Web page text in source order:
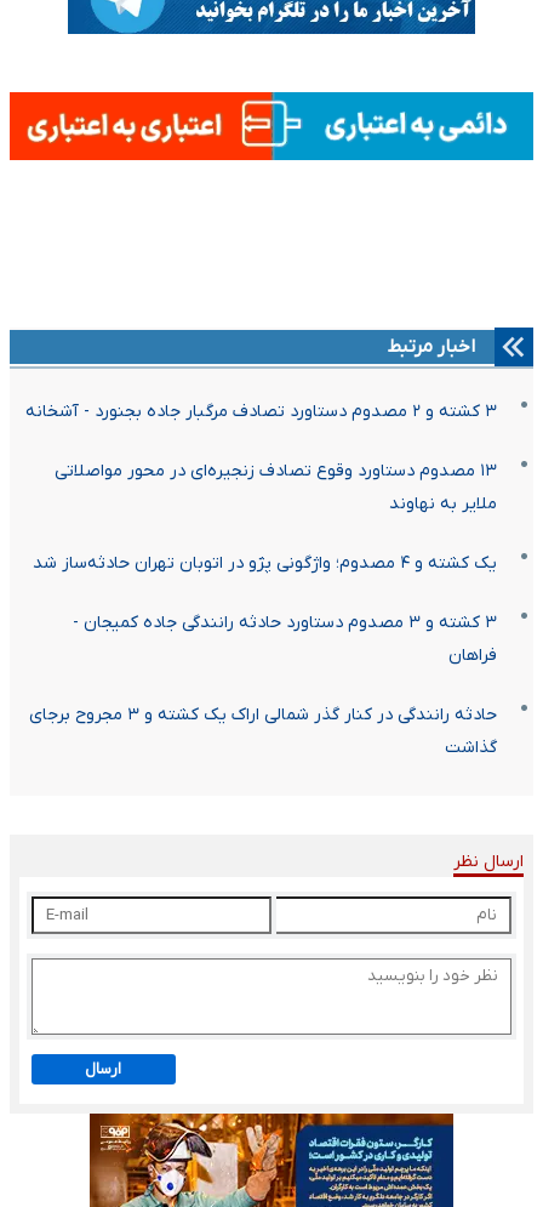
اخبار مرتبط
۳ کشته و ۲ مصدوم دستاورد تصادف مرگبار جاده بجنورد - آشخانه
۱۳ مصدوم دستاورد وقوع تصادف زنجیره‌ای در محور مواصلاتی
ملایر به نهاوند
یک کشته و ۴ مصدوم؛ واژگونی پژو در اتوبان تهران حادثه‌ساز شد
۳ کشته و ۳ مصدوم دستاورد حادثه رانندگی جاده کمیجان -
فراهان
حادثه رانندگی در کنار گذر شمالی اراک یک کشته و ۳ مجروح برجای
گذاشت
ارسال نظر
ارسال